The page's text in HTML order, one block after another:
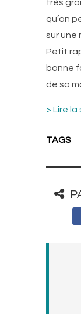
très
qu’on
sur une
Petit
bonne
de sa
> Lire la
TAGS